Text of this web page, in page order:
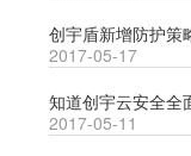
创宇盾新增防护策
2017-05-17
知道创宇云安全全
2017-05-11